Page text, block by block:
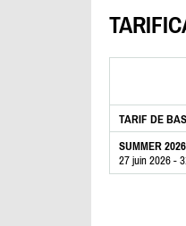
TARIF DE
SUMMER 2026
27 juin 2026 -